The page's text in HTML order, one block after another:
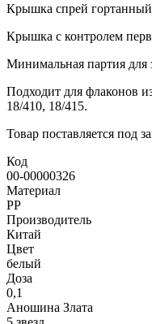
Крышка спрей
Крышка с контролем
Минимальная партия для
Подходит для флаконов
18/410, 18/415.
Товар поставляется под
Код
00-00000326
Материал
РР
Производитель
Китай
Цвет
белый
Доза
0,1
Аношина Злата